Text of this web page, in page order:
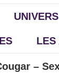
LES
–